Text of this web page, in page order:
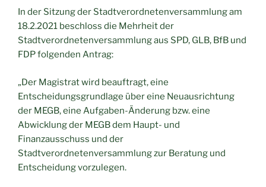
In der Sitzung der Stadtverordnetenversammlung am
18.2.2021 beschloss die Mehrheit der
Stadtverordnetenversammlung aus SPD, GLB, BfB und
FDP folgenden Antrag:
„Der Magistrat wird beauftragt, eine
Entscheidungsgrundlage über eine Neuausrichtung
der MEGB, eine Aufgaben-Änderung bzw. eine
Abwicklung der MEGB dem Haupt- und
Finanzausschuss und der
Stadtverordnetenversammlung zur Beratung und
Entscheidung vorzulegen.